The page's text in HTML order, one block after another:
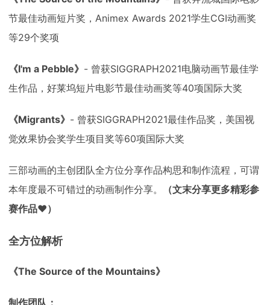
节最佳动画短片奖，Animex Awards 2021学生CGI动画奖
等29个奖项
《I'm a Pebble》 - 曾获SIGGRAPH2021电脑动画节最佳学
生作品，好莱坞短片电影节最佳动画奖等40项国际大奖
《Migrants》 - 曾获SIGGRAPH2021最佳作品奖，美国视
觉效果协会奖学生项目奖等60项国际大奖
三部动画的主创团队全方位分享作品构思和制作流程，可谓
本年度最不可错过的动画制作分享。
（文末分享更多精彩参
赛作品♥）
全方位解析
《The Source of the Mountains》